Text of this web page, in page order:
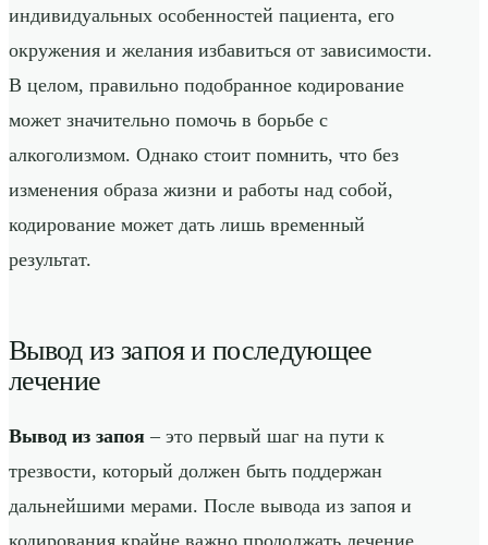
индивидуальных особенностей пациента, его
окружения и желания избавиться от зависимости.
В целом, правильно подобранное кодирование
может значительно помочь в борьбе с
алкоголизмом. Однако стоит помнить, что без
изменения образа жизни и работы над собой,
кодирование может дать лишь временный
результат.
Вывод из запоя и последующее
лечение
Вывод из запоя – это первый шаг на пути к
трезвости, который должен быть поддержан
дальнейшими мерами. После вывода из запоя и
кодирования крайне важно продолжать лечение,